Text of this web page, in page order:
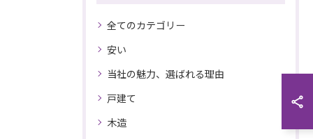
全てのカテゴリー
安い
当社の魅力、選ばれる理由
戸建て
木造